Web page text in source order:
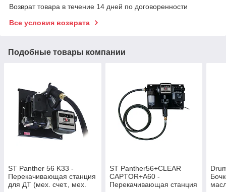
Возврат товара в течение 14 дней по договоренности
Все условия возврата
Подобные товары компании
ST Panther 56 K33 -
Перекачивающая станция
для ДТ (мех. счет., мех.
ST Panther56+CLEAR
CAPTOR+A60 -
Перекачивающая станция